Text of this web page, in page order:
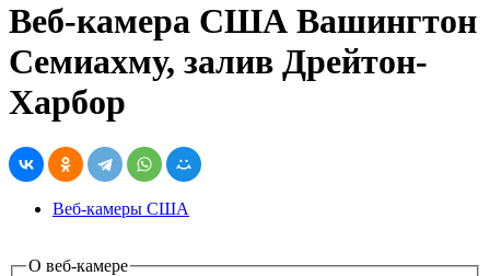
Веб-камера США Вашингтон
Семиахму, залив Дрейтон-
Харбор
Веб-камеры США
О веб-камере